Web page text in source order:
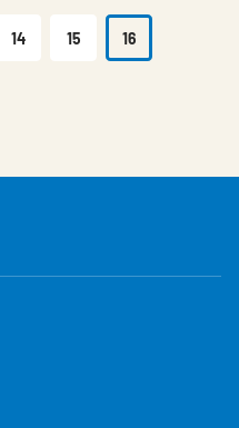
14 15 16